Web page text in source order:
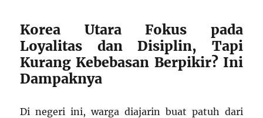
Korea Utara Fokus pada
Loyalitas dan Disiplin, Tapi
Kurang Kebebasan Berpikir? Ini
Dampaknya
Di negeri ini, warga diajarin buat patuh dari